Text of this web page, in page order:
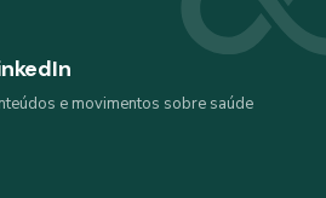
e movimentos sobre saúde